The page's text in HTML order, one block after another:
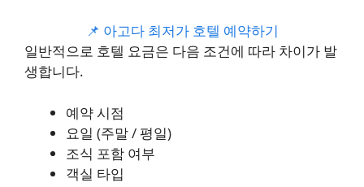
📌 아고다 최저가 호텔 예약하기
일반적으로 호텔 요금은 다음 조건에 따라 차이가 발
생합니다.
예약 시점
요일 (주말 / 평일)
조식 포함 여부
객실 타입